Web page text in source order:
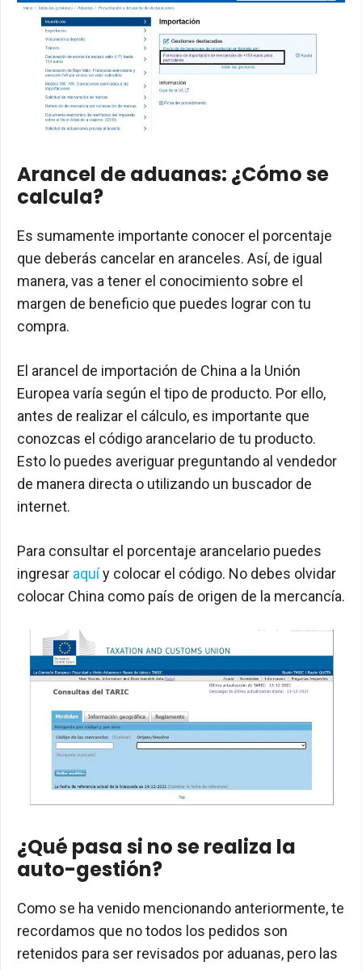
Arancel de aduanas: ¿Cómo se
calcula?
Es sumamente importante conocer el porcentaje
que deberás cancelar en aranceles. Así, de igual
manera, vas a tener el conocimiento sobre el
margen de beneficio que puedes lograr con tu
compra.
El arancel de importación de China a la Unión
Europea varía según el tipo de producto. Por ello,
antes de realizar el cálculo, es importante que
conozcas el código arancelario de tu producto.
Esto lo puedes averiguar preguntando al vendedor
de manera directa o utilizando un buscador de
internet.
Para consultar el porcentaje arancelario puedes
ingresar aquíy colocar el código. No debes olvidar
colocar China como país de origen de la mercancía.
¿Qué pasa si no se realiza la
auto-gestión?
Como se ha venido mencionando anteriormente, te
recordamos que no todos los pedidos son
retenidos para ser revisados por aduanas, pero las